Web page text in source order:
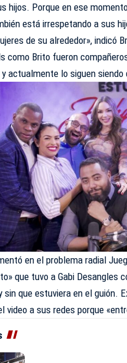
hijos. Porque en ese
está irrespetando a sus
de su alrededor», indicó
como Brito fueron
y actualmente lo siguen
en el problema radial
que tuvo a Gabi Desangles
sin que estuviera en el guión.
video a sus redes porque